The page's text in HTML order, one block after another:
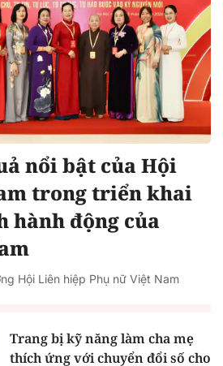
nổi bật của Hội
trong triển khai
hành động của
Hội Liên hiệp Phụ nữ Việt Nam
Trang bị kỹ năng làm cha mẹ
thích ứng với chuyển đổi số cho